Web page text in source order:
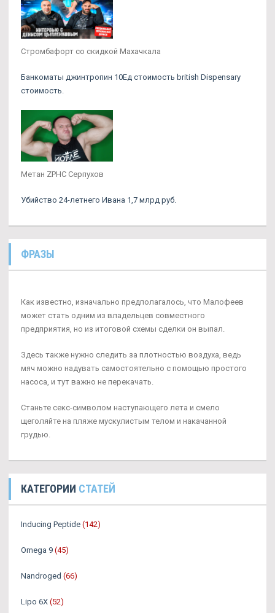
Стромбафорт со скидкой Махачкала
Банкоматы джинтропин 10Ед стоимость british Dispensary
стоимость.
Метан ZPHC Серпухов
Убийство 24-летнего Ивана 1,7 млрд руб.
ФРАЗЫ
Как известно, изначально предполагалось, что Малофеев
может стать одним из владельцев совместного
предприятия, но из итоговой схемы сделки он выпал.
Здесь также нужно следить за плотностью воздуха, ведь
мяч можно надувать самостоятельно с помощью простого
насоса, и тут важно не перекачать.
Станьте секс-символом наступающего лета и смело
щеголяйте на пляже мускулистым телом и накачанной
грудью.
КАТЕГОРИИ СТАТЕЙ
Inducing Peptide (142)
Omega 9 (45)
Nandroged (66)
Lipo 6X (52)